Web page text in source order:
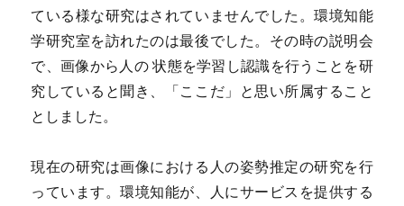
ている様な研究はされていませんでした。環境知能
学研究室を訪れたのは最後でした。その時の説明会
で、画像から人の 状態を学習し認識を行うことを研
究していると聞き、「ここだ」と思い所属すること
としました。
現在の研究は画像における人の姿勢推定の研究を行
っています。環境知能が、人にサービスを提供する